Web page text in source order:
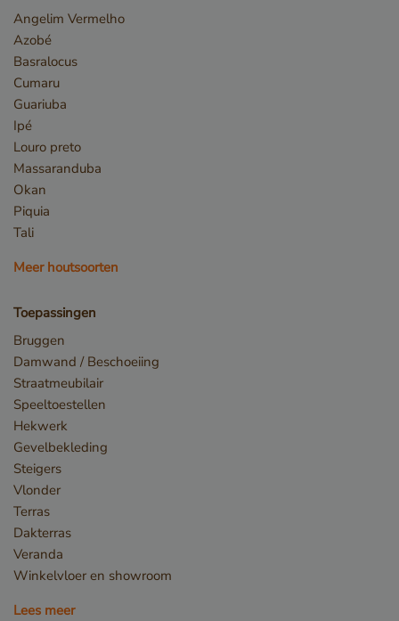
Angelim Vermelho
Azobé
Basralocus
Cumaru
Guariuba
Ipé
Louro preto
Massaranduba
Okan
Piquia
Tali
Meer houtsoorten
Toepassingen
Bruggen
Damwand / Beschoeiing
Straatmeubilair
Speeltoestellen
Hekwerk
Gevelbekleding
Steigers
Vlonder
Terras
Dakterras
Veranda
Winkelvloer en showroom
Lees meer
Google Privacy Policy